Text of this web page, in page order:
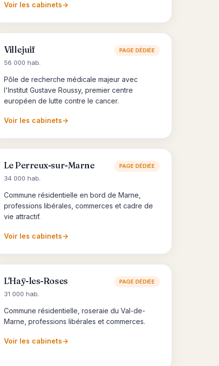
Voir les cabinets→
Villejuif
56 000 hab.
PAGE DÉDIÉE
Pôle de recherche médicale majeur avec
l'Institut Gustave Roussy, premier centre
européen de lutte contre le cancer.
Voir les cabinets→
Le Perreux-sur-Marne
34 000 hab.
PAGE DÉDIÉE
Commune résidentielle en bord de Marne,
professions libérales, commerces et cadre de
vie attractif.
Voir les cabinets→
L'Haÿ-les-Roses
31 000 hab.
PAGE DÉDIÉE
Commune résidentielle, roseraie du Val-de-
Marne, professions libérales et commerces.
Voir les cabinets→